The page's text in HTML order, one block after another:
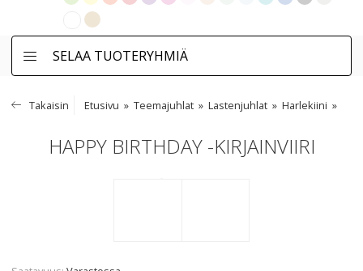
SELAA TUOTERYHMIÄ
Takaisin Etusivu Teemajuhlat Lastenjuhlat Harlekiini
HAPPY BIRTHDAY -KIRJAINVIIRI